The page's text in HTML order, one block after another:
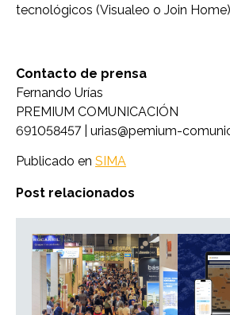
tecnológicos (Visualeo o Join
Contacto de prensa
Fernando Urías
PREMIUM COMUNICACIÓN
691058457 | urias@pemium-
Publicado en SIMA
Post relacionados